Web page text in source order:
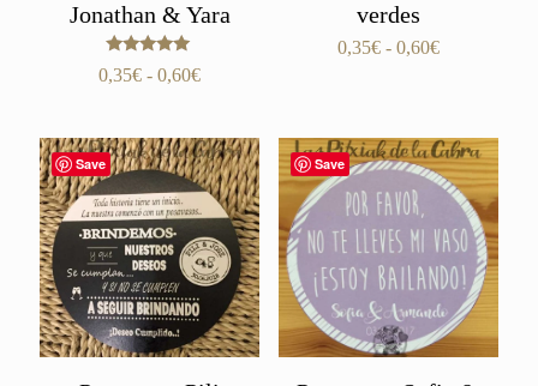
Jonathan & Yara
Valorado
con
0,35€ - 0,60€Rango
desde
0,35€
hasta
0,60€
verdes
0,35€ - 0,60€Rango
0,35€
hasta
0,60€
Save Save